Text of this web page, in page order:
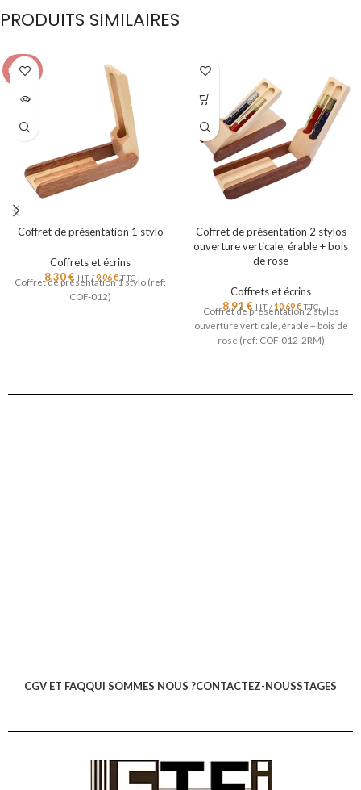
PRODUITS SIMILAIRES
ÉPUISÉ
Coffret de présentation 1 stylo
Coffrets et écrins
8,30€ HT /9,96€TTC
Coffret de présentation 1 stylo (ref:
COF-012)
Coffret de présentation 2 stylos
ouverture verticale, érable + bois
de rose
Coffrets et écrins
8,91 € HT /10,69€TTC
Coffret de présentation 2 stylos
ouverture verticale, érable + bois de
rose (ref: COF-012-2RM)
CGV ET FAQQUI SOMMES NOUS ?CONTACTEZ-NOUSSTAGES